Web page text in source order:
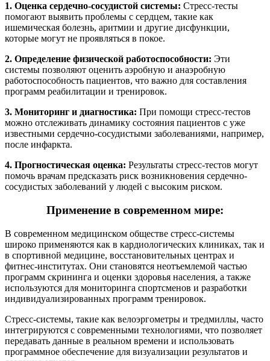
1. Оценка сердечно-сосудистой системы: Стресс-тесты
помогают выявить проблемы с сердцем, такие как
ишемическая болезнь, аритмии и другие дисфункции,
которые могут не проявляться в покое.
2. Определение физической работоспособности: Эти
системы позволяют оценить аэробную и анаэробную
работоспособность пациентов, что важно для составления
программ реабилитации и тренировок.
3. Мониторинг и диагностика: При помощи стресс-тестов
можно отслеживать динамику состояния пациентов с уже
известными сердечно-сосудистыми заболеваниями, например,
после инфаркта.
4. Прогностическая оценка: Результаты стресс-тестов могут
помочь врачам предсказать риск возникновения сердечно-
сосудистых заболеваний у людей с высоким риском.
Применение в современном мире:
В современном медицинском обществе стресс-системы
широко применяются как в кардиологических клиниках, так и
в спортивной медицине, восстановительных центрах и
фитнес-институтах. Они становятся неотъемлемой частью
программ скрининга и оценки здоровья населения, а также
используются для мониторинга спортсменов и разработки
индивидуализированных программ тренировок.
Стресс-системы, такие как велоэргометры и тредмиллы, часто
интегрируются с современными технологиями, что позволяет
передавать данные в реальном времени и использовать
программное обеспечение для визуализации результатов и